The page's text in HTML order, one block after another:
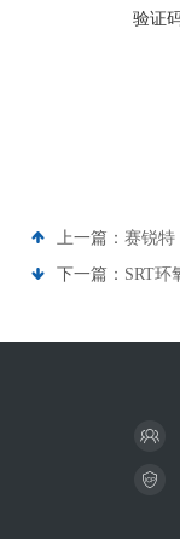
验证
上一篇： 赛锐特
下一篇： SRT环